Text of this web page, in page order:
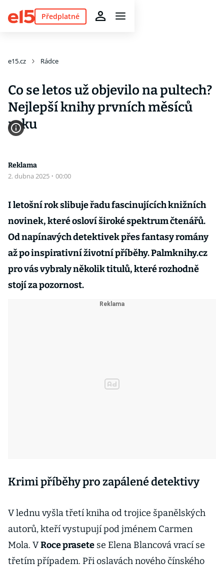
Předplatné
e15.cz Rádce
Co se letos už objevilo na pultech?
Nejlepší knihy prvních měsíců
roku
Reklama
2. dubna 2025 · 00:00
I letošní rok slibuje řadu fascinujících knižních
novinek, které osloví široké spektrum čtenářů.
Od napínavých detektivek přes fantasy romány
až po inspirativní životní příběhy. Palmknihy.cz
pro vás vybraly několik titulů, které rozhodně
stojí za pozornost.
Krimi příběhy pro zapálené detektivy
V lednu vyšla třetí kniha od trojice španělských
autorů, kteří vystupují pod jménem Carmen
Mola. VRoce prasete se Elena Blancová vrací se
třetím případem. Při oslavách nového čínského